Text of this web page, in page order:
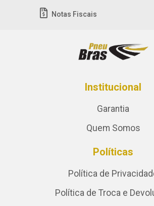
Notas Fiscais
Institucional
Garantia
Quem Somos
Políticas
Política de
Política de Troca e